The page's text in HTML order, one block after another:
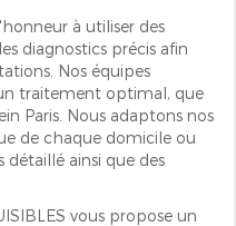
à utiliser des
diagnostics précis afin
Nos équipes
traitement optimal, que
Paris. Nous adaptons nos
de chaque domicile ou
détaillé ainsi que des
vous propose un